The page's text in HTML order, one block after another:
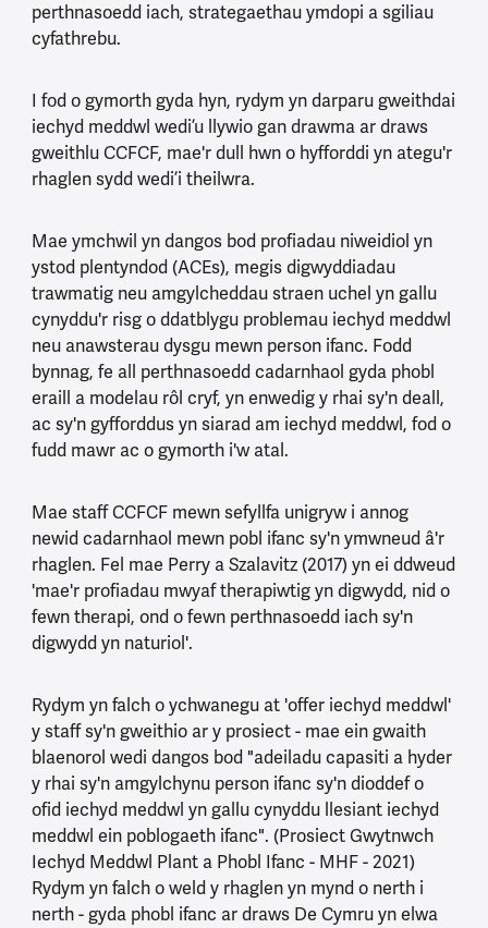
perthnasoedd iach, strategaethau ymdopi a sgiliau
cyfathrebu.
I fod o gymorth gyda hyn, rydym yn darparu gweithdai
iechyd meddwl wedi’u llywio gan drawma ar draws
gweithlu CCFCF, mae'r dull hwn o hyfforddi yn ategu'r
rhaglen sydd wedi’i theilwra.
Mae ymchwil yn dangos bod profiadau niweidiol yn
ystod plentyndod (ACEs), megis digwyddiadau
trawmatig neu amgylcheddau straen uchel yn gallu
cynyddu'r risg o ddatblygu problemau iechyd meddwl
neu anawsterau dysgu mewn person ifanc. Fodd
bynnag, fe all perthnasoedd cadarnhaol gyda phobl
eraill a modelau rôl cryf, yn enwedig y rhai sy'n deall,
ac sy'n gyfforddus yn siarad am iechyd meddwl, fod o
fudd mawr ac o gymorth i'w atal.
Mae staff CCFCF mewn sefyllfa unigryw i annog
newid cadarnhaol mewn pobl ifanc sy'n ymwneud â'r
rhaglen. Fel mae Perry a Szalavitz (2017) yn ei ddweud
'mae'r profiadau mwyaf therapiwtig yn digwydd, nid o
fewn therapi, ond o fewn perthnasoedd iach sy'n
digwydd yn naturiol'.
Rydym yn falch o ychwanegu at 'offer iechyd meddwl'
y staff sy'n gweithio ar y prosiect - mae ein gwaith
blaenorol wedi dangos bod "adeiladu capasiti a hyder
y rhai sy'n amgylchynu person ifanc sy'n dioddef o
ofid iechyd meddwl yn gallu cynyddu llesiant iechyd
meddwl ein poblogaeth ifanc". (Prosiect Gwytnwch
Iechyd Meddwl Plant a Phobl Ifanc - MHF - 2021)
Rydym yn falch o weld y rhaglen yn mynd o nerth i
nerth - gyda phobl ifanc ar draws De Cymru yn elwa